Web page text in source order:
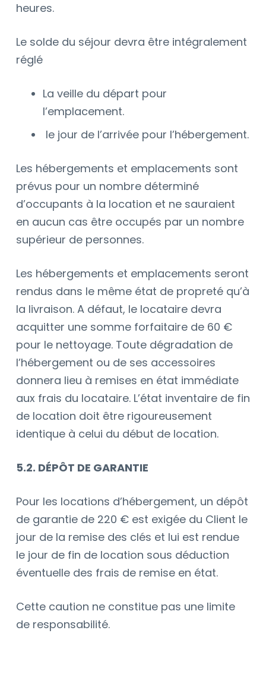
heures.
Le solde du séjour devra être intégralement
réglé
La veille du départ pour
l’emplacement.
le jour de l’arrivée pour l’hébergement.
Les hébergements et emplacements sont
prévus pour un nombre déterminé
d’occupants à la location et ne sauraient
en aucun cas être occupés par un nombre
supérieur de personnes.
Les hébergements et emplacements seront
rendus dans le même état de propreté qu’à
la livraison. A défaut, le locataire devra
acquitter une somme forfaitaire de 60 €
pour le nettoyage. Toute dégradation de
l’hébergement ou de ses accessoires
donnera lieu à remises en état immédiate
aux frais du locataire. L’état inventaire de fin
de location doit être rigoureusement
identique à celui du début de location.
5.2. DÉPÔT DE GARANTIE
Pour les locations d’hébergement, un dépôt
de garantie de 220 € est exigée du Client le
jour de la remise des clés et lui est rendue
le jour de fin de location sous déduction
éventuelle des frais de remise en état.
Cette caution ne constitue pas une limite
de responsabilité.